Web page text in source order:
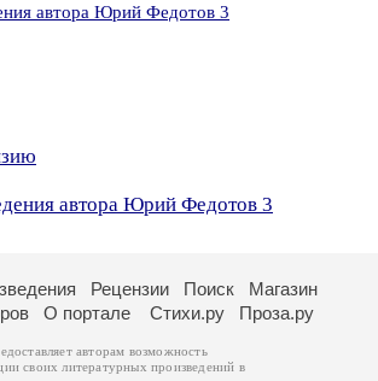
автора Юрий Федотов 3
автора Юрий Федотов 3
Рецензии Поиск
Магазин
О портале Стихи.ру Проза.ру
авторам возможность
своих литературных произведений в